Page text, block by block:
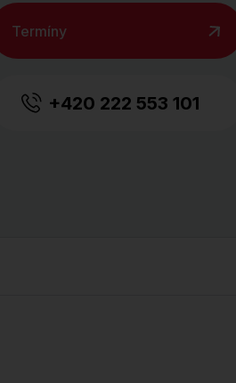
Termíny
+420 222 553 101